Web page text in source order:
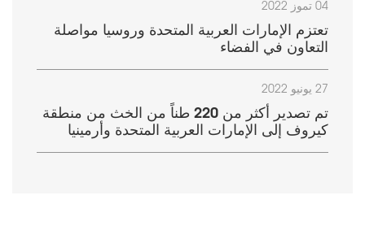
04 تموز 2022
تعتزم الإمارات العربية المتحدة وروسيا مواصلة
التعاون في الفضاء
27 يونيو 2022
تم تصدير أكثر من 220 طناً من الخث من منطقة
كيروف إلى الإمارات العربية المتحدة وأرمينيا